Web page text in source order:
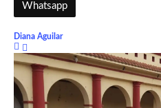
Whatsapp
Diana Aguilar